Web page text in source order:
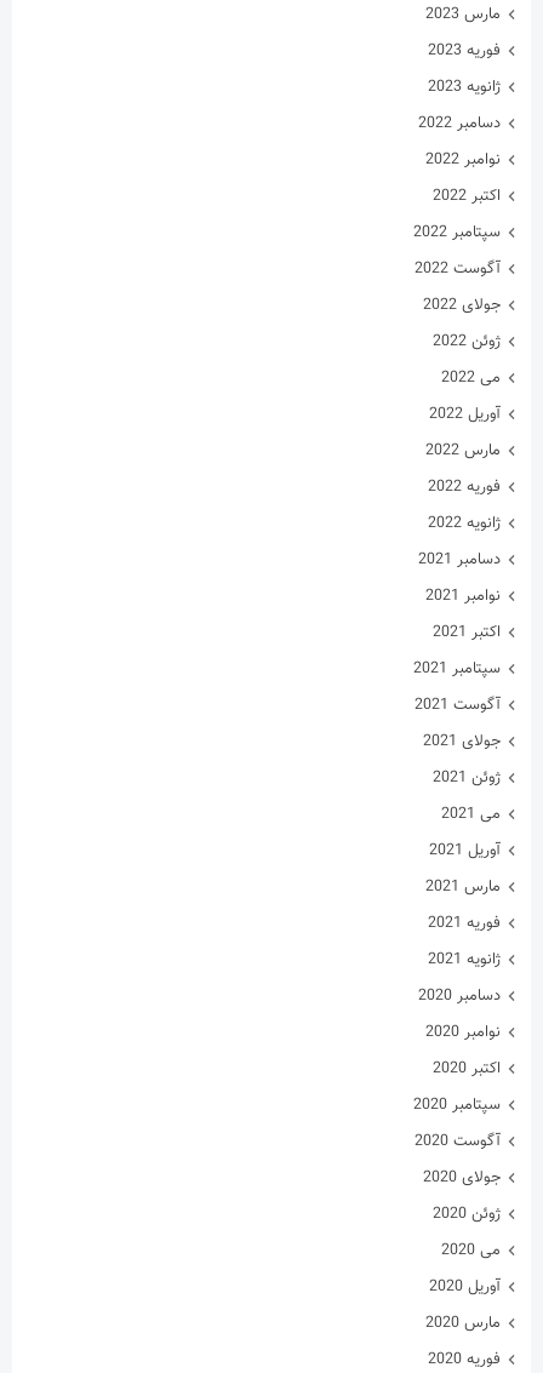
مارس 2023
فوریه 2023
ژانویه 2023
دسامبر 2022
نوامبر 2022
اکتبر 2022
سپتامبر 2022
آگوست 2022
جولای 2022
ژوئن 2022
می 2022
آوریل 2022
مارس 2022
فوریه 2022
ژانویه 2022
دسامبر 2021
نوامبر 2021
اکتبر 2021
سپتامبر 2021
آگوست 2021
جولای 2021
ژوئن 2021
می 2021
آوریل 2021
مارس 2021
فوریه 2021
ژانویه 2021
دسامبر 2020
نوامبر 2020
اکتبر 2020
سپتامبر 2020
آگوست 2020
جولای 2020
ژوئن 2020
می 2020
آوریل 2020
مارس 2020
فوریه 2020